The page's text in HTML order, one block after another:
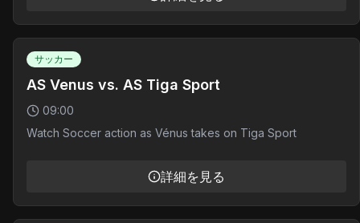
サッカー
AS Venus vs. AS Tiga Sport
09:00
Watch Soccer action as Vénus takes on Tiga Sport
詳細を見る